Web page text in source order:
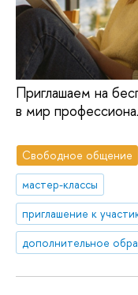
Приглашаем на
в мир
Свободное общение
мастер-классы
приглашение к
дополнительное